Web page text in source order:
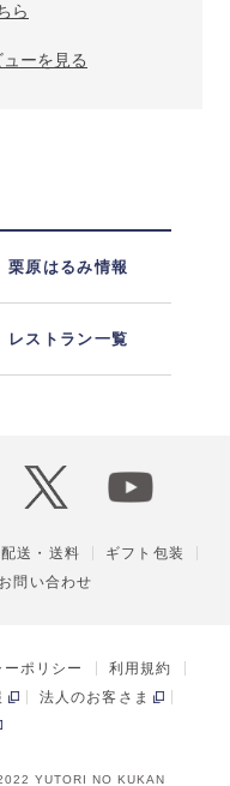
ら
ーを見る
栗原はるみ情報
レストラン一覧
配送・送料
ギフト包装
お問い合わせ
ポリシー
利用規約
法人のお客さま
YUTORI NO KUKAN